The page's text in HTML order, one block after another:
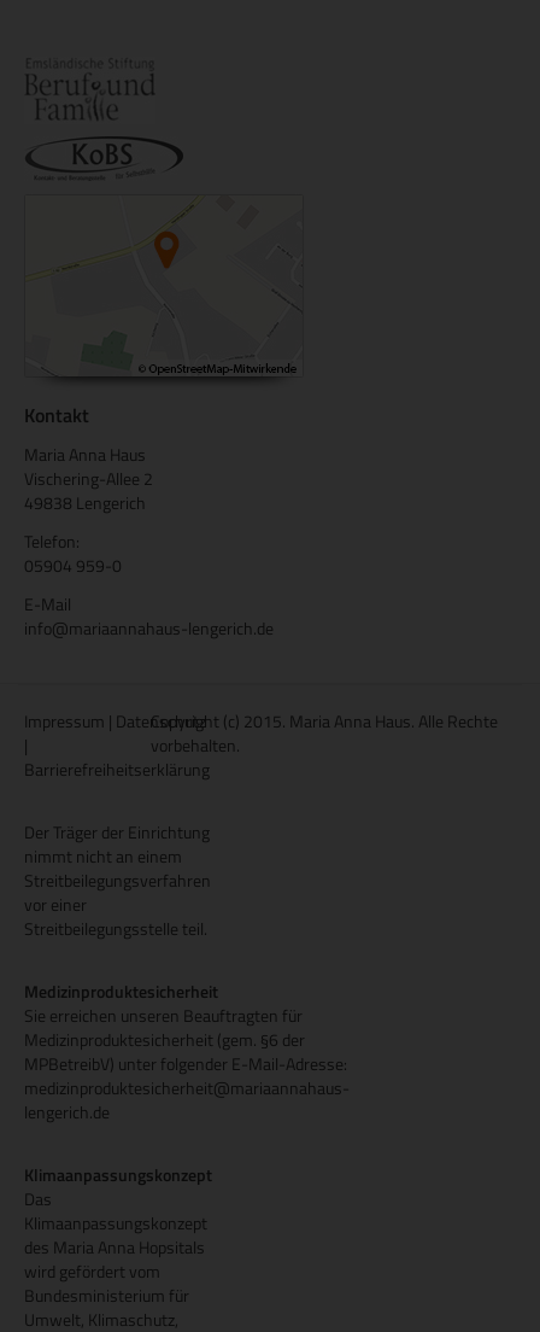
Kontakt
Maria Anna Haus
Vischering-Allee 2
49838 Lengerich
Telefon:
05904 959-0
E-Mail
info@mariaannahaus-lengerich.de
Impressum | Datenschutz
|
Barrierefreiheitserklärung
Der Träger der Einrichtung
nimmt nicht an einem
Streitbeilegungsverfahren
vor einer
Streitbeilegungsstelle teil.
Medizinproduktesicherheit
Sie erreichen unseren Beauftragten für
Medizinproduktesicherheit (gem. §6 der
MPBetreibV) unter folgender E-Mail-Adresse:
medizinproduktesicherheit@mariaannahaus-
lengerich.de
Klimaanpassungskonzept
Das
Klimaanpassungskonzept
des Maria Anna Hopsitals
wird gefördert vom
Bundesministerium für
Umwelt, Klimaschutz,
Copyright (c) 2015. Maria Anna Haus. Alle Rechte
vorbehalten.